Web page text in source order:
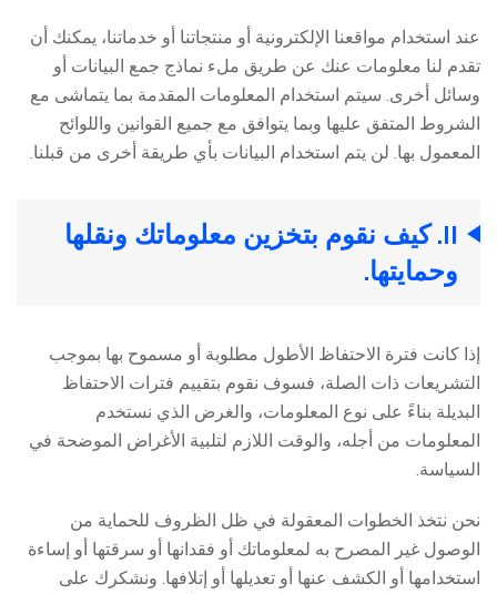
عند استخدام مواقعنا الإلكترونية أو منتجاتنا أو خدماتنا، يمكنك أن
تقدم لنا معلومات عنك عن طريق ملء نماذج جمع البيانات أو
وسائل أخرى. سيتم استخدام المعلومات المقدمة بما يتماشى مع
الشروط المتفق عليها وبما يتوافق مع جميع القوانين واللوائح
المعمول بها. لن يتم استخدام البيانات بأي طريقة أخرى من قبلنا.
II. كيف نقوم بتخزين معلوماتك ونقلها
وحمايتها.
إذا كانت فترة الاحتفاظ الأطول مطلوبة أو مسموح بها بموجب
التشريعات ذات الصلة، فسوف نقوم بتقييم فترات الاحتفاظ
البديلة بناءً على نوع المعلومات، والغرض الذي نستخدم
المعلومات من أجله، والوقت اللازم لتلبية الأغراض الموضحة في
السياسة.
نحن نتخذ الخطوات المعقولة في ظل الظروف للحماية من
الوصول غير المصرح به لمعلوماتك أو فقدانها أو سرقتها أو إساءة
استخدامها أو الكشف عنها أو تعديلها أو إتلافها. ونشكرك على